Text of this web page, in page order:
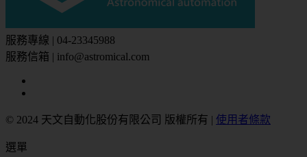
服務專線 | 04-23345988
服務信箱 | info@astromical.com
© 2024 天文自動化股份有限公司 版權所有 | 使用者條款
選單